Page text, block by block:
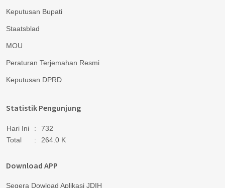
Keputusan Bupati
Staatsblad
MOU
Peraturan Terjemahan Resmi
Keputusan DPRD
Statistik Pengunjung
Hari Ini :
732
Total
: 264.0 K
Download APP
Segera Dowload Aplikasi JDIH